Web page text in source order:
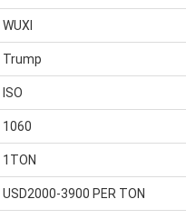
WUXI
Trump
ISO
1060
1TON
USD2000-3900 PER TON